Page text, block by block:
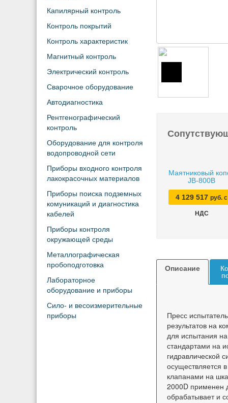
Капилярный контроль
Контроль покрытий
Контроль характеристик
Магнитный контроль
Электрический контроль
Сварочное оборудование
Автодиагностика
Рентгенографический
контроль
Оборудование для контроля
водопроводной сети
Приборы входного контроля
лакокрасочных материалов
Приборы поиска подземных
комуникаций и диагностика
кабелей
Приборы контроля
окружающей среды
Металлографическая
пробоподготовка
Лабораторное
оборудование и приборы
Сило- и весоизмерительные
приборы
Маятниковый
JB-800B
4 129 517 руб. с
НДС
Описание
Пресс
результатов на
для испытания
стандартами на
гидравлической
осуществляется
клапанами на
2000D применен
обрабатывает и